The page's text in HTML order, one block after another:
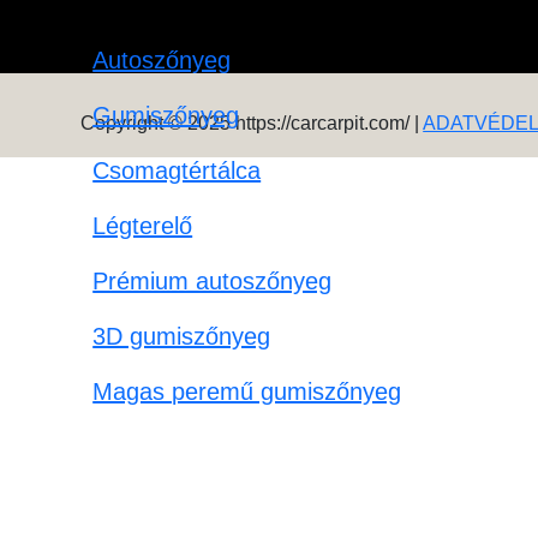
Autoszőnyeg
Gumiszőnyeg
Csomagtértálca
Légterelő
Prémium autoszőnyeg
3D gumiszőnyeg
Magas peremű gumiszőnyeg
Copyright © 2025 https://carcarpit.com/ |